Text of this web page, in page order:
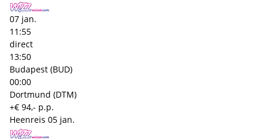
07 jan.
11:55
direct
13:50
Budapest (BUD)
00:00
Dortmund (DTM)
+€ 94,- p.p.
Heenreis 05 jan.